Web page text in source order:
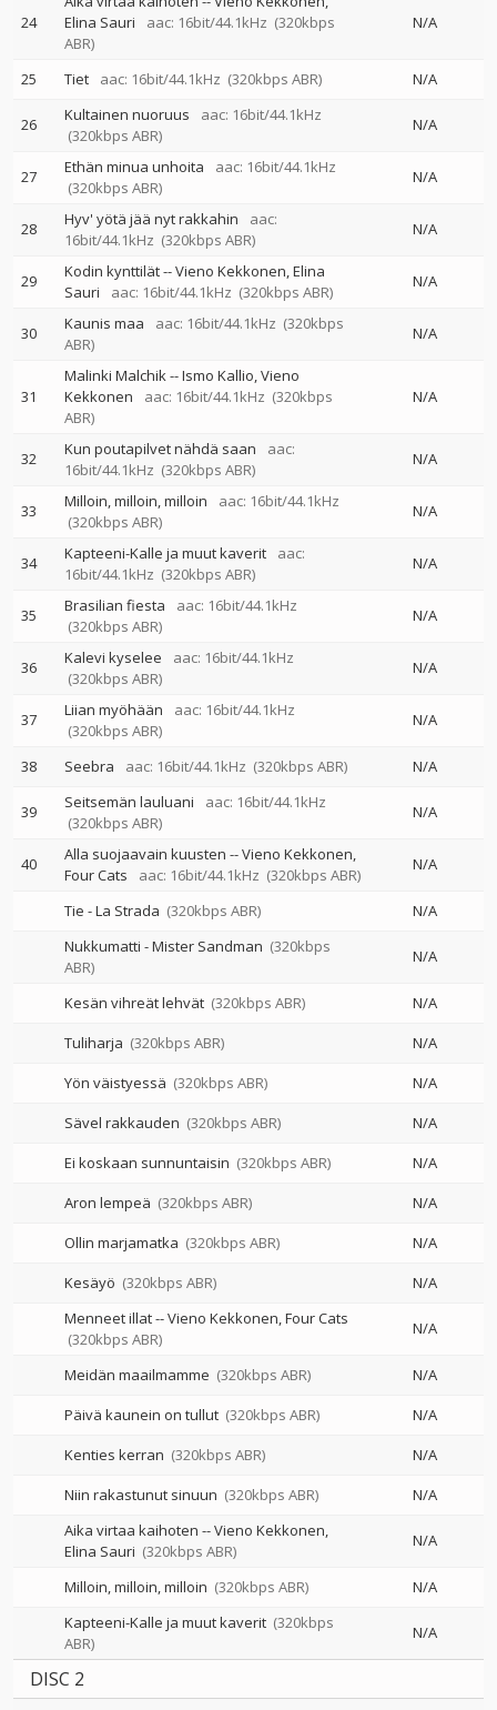
24
Elina Sauri
aac: 16bit/44.1kHz (320kbps
ABR)
N/A
25 Tiet aac: 16bit/44.1kHz (320kbps ABR) N/A
26 Kultainen nuoruus
aac: 16bit/44.1kHz
(320kbps ABR)
N/A
27 Ethän minua unhoita
aac: 16bit/44.1kHz
(320kbps ABR)
N/A
28 Hyv' yötä jää nyt rakkahin
aac:
16bit/44.1kHz (320kbps ABR)
N/A
29 Kodin kynttilät--Vieno Kekkonen Elina
Sauri
aac: 16bit/44.1kHz (320kbps ABR)
N/A
30 Kaunis maa aac: 16bit/44.1kHz (320kbps
ABR)
N/A
31
Malinki Malchik--Ismo Kallio Vieno
Kekkonen
aac: 16bit/44.1kHz (320kbps
ABR)
N/A
32 Kun poutapilvet nähdä saan
aac:
16bit/44.1kHz (320kbps ABR)
N/A
33 Milloin, milloin, milloin
aac: 16bit/44.1kHz
(320kbps ABR)
N/A
34 Kapteeni-Kalle ja muut kaverit
aac:
16bit/44.1kHz (320kbps ABR)
N/A
35 Brasilian fiesta
aac: 16bit/44.1kHz
(320kbps ABR)
N/A
36 Kalevi kyselee
aac: 16bit/44.1kHz
(320kbps ABR)
N/A
37 Liian myöhään
aac: 16bit/44.1kHz
(320kbps ABR)
N/A
38 Seebra aac: 16bit/44.1kHz (320kbps ABR) N/A
39 Seitsemän lauluani
aac: 16bit/44.1kHz
(320kbps ABR)
N/A
40 Alla suojaavain kuusten --Vieno Kekkonen
Four Cats
aac: 16bit/44.1kHz (320kbps ABR)
N/A
Tie - La Strada (320kbps ABR)
N/A
Nukkumatti - Mister Sandman (320kbps
ABR)
N/A
Kesän vihreät lehvät (320kbps ABR)
N/A
Tuliharja (320kbps ABR)
N/A
Yön väistyessä (320kbps ABR)
N/A
Sävel rakkauden (320kbps ABR)
N/A
Ei koskaan sunnuntaisin (320kbps ABR)
N/A
Aron lempeä (320kbps ABR)
N/A
Ollin marjamatka (320kbps ABR)
N/A
Kesäyö (320kbps ABR)
N/A
Menneet illat--Vieno Kekkonen Four Cats
(320kbps ABR)
N/A
Meidän maailmamme (320kbps ABR)
N/A
Päivä kaunein on tullut (320kbps ABR)
N/A
Kenties kerran (320kbps ABR)
N/A
Niin rakastunut sinuun (320kbps ABR)
N/A
Aika virtaa kaihoten --Vieno Kekkonen
Elina Sauri (320kbps ABR)
N/A
Milloin, milloin, milloin (320kbps ABR)
N/A
Kapteeni-Kalle ja muut kaverit (320kbps
ABR)
N/A
DISC 2